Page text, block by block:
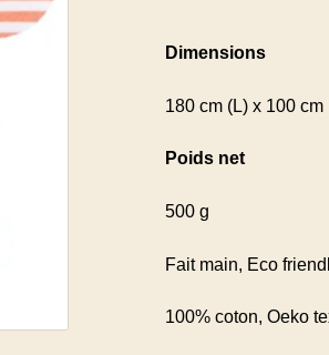
Dimensions
180 cm (L) x 100 cm
Poids net
500 g
Fait main, Eco
100% coton, Oeko